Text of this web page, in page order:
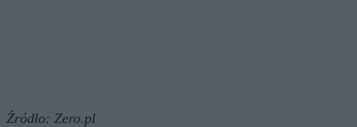
Źródło: Zero.pl